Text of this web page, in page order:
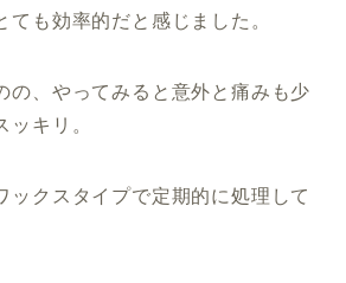
ても効率的だと感じました。
の、やってみると意外と痛みも少
ッキリ。
ックスタイプで定期的に処理して